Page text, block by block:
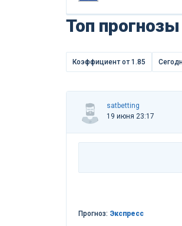
Топ прогнозы
Коэффициент от 1.85
satbetting
19 июня 23:17
Прогноз: Экспресс